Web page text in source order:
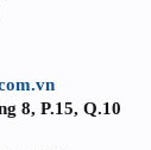
8, P.15, Q.10